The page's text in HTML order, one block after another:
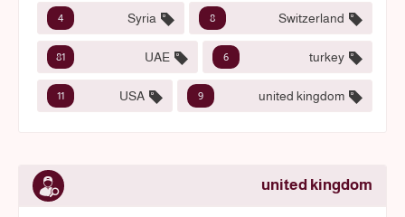
Switzerland
8
Syria
4
turkey
6
UAE
81
united kingdom
9
USA
11
united kingdom